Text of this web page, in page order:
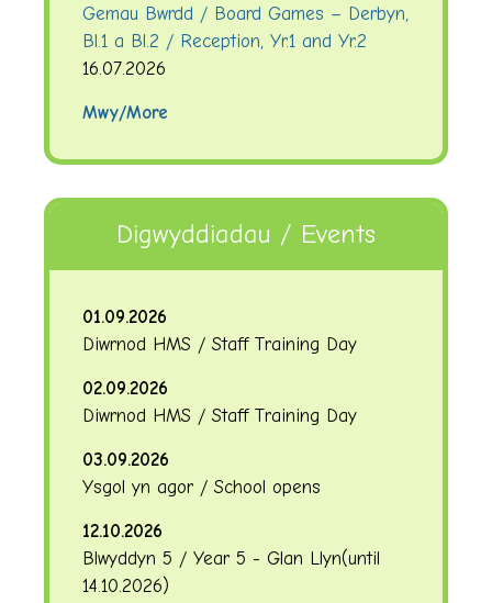
Gemau Bwrdd / Board Games – Derbyn,
Bl.1 a Bl.2 / Reception, Yr.1 and Yr.2
16.07.2026
Mwy/More
Digwyddiadau / Events
01.09.2026
Diwrnod HMS / Staff Training Day
02.09.2026
Diwrnod HMS / Staff Training Day
03.09.2026
Ysgol yn agor / School opens
12.10.2026
Blwyddyn 5 / Year 5 - Glan Llyn(until
14.10.2026)